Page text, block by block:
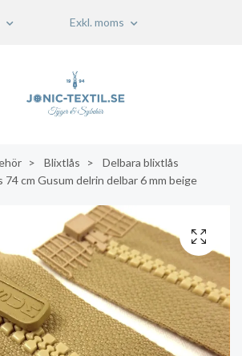
Exkl. moms
Blixtlås
Delbara blixtlås
74 cm Gusum delrin delbar 6 mm beige